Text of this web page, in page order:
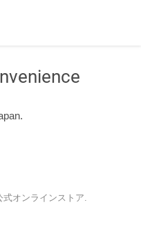
オンラインストア.